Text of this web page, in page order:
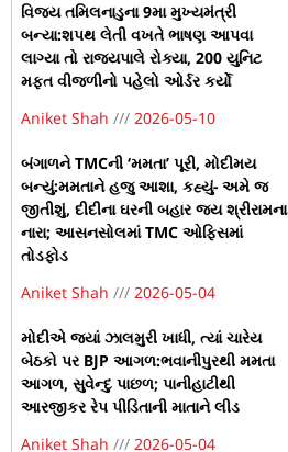
વિજય તમિલનાડુના 9મા મુખ્યમંત્રી
બન્યા:શપથ લેતી વખતે ભાષણ આપવા
લાગ્યા તો રાજ્યપાલે રોક્યા, 200 યુનિટ
મફત વીજળીનો પહેલો ઓર્ડર કર્યો
Aniket Shah
2026-05-10
બંગાળને TMCની ‘મમતા’ પૂરી, મોદીમય
બન્યું:મમતાને હજુ આશા, કહ્યું- અમે જ
જીતીશું, દીદીના ઘરની બહાર જય શ્રીરામના
નારા; આસનસોલમાં TMC ઓફિસમાં
તોડફોડ
Aniket Shah
2026-05-04
મોદીએ જ્યાં ઝાલમુરી ખાધી, ત્યાં ચારેય
બેઠકો પર BJP આગળ:ભવાનીપુરથી મમતા
આગળ, સુવેન્દુ પાછળ; પાનીહાટીથી
આરજીકર રેપ પીડિતાની માતાને લીડ
Aniket Shah
2026-05-04